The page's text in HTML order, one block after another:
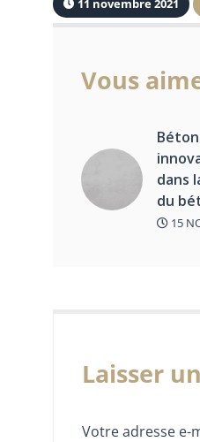
11 novembre 2021
Vous
dans
du
15
Laisser
Votre adresse e-